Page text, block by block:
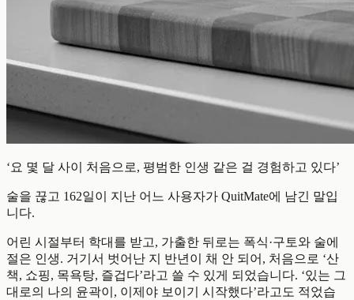
‘요 몇 달 사이 처음으로, 평범한 인생 같은 걸 경험하고 있다’
술을 끊고 162일이 지난 어느 사용자가 QuitMate에 남긴 말입
니다.
어린 시절부터 학대를 받고, 가출한 뒤로는 폭식·구토와 술에
절은 인생. 거기서 벗어난 지 반년이 채 안 되어, 처음으로 ‘산
책, 쇼핑, 목욕탕, 즐겁다’라고 쓸 수 있게 되었습니다. ‘있는 그
대로의 나의 윤곽이, 이제야 보이기 시작했다’라고도 적었습